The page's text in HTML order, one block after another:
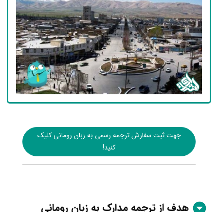
جهت ثبت سفارش ترجمه رسمی به زبان رومانی کلیک
کنید!
هدف از ترجمه مدارک به زبان رومانی